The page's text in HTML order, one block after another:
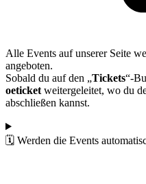
Alle Events auf unserer Seite
angeboten.
Sobald du auf den „Tickets“-
oeticketweitergeleitet, wo du
abschließen kannst.
🗓️ Werden die Events